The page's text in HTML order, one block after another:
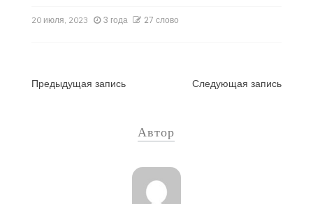
20 июля, 2023 3 года 27 слово
Навигация
Предыдущая запись Следующая запись
Автор